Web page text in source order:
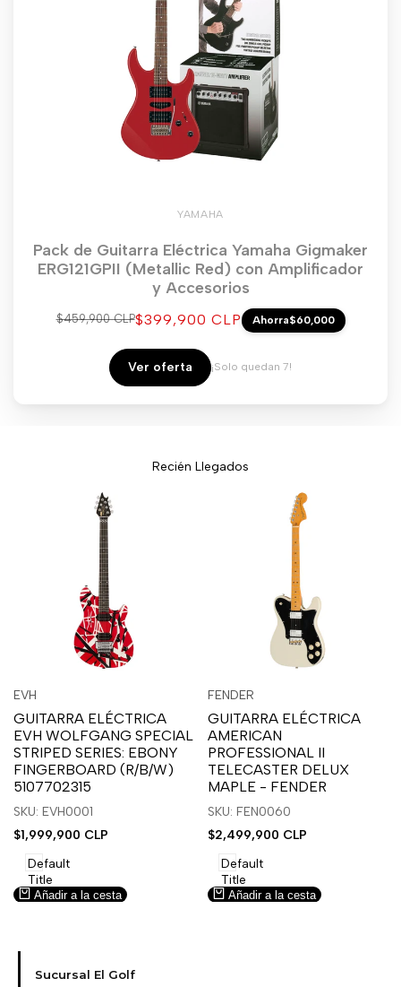
YAMAHA
Pack de Guitarra Eléctrica Yamaha Gigmaker
ERG121GPII (Metallic Red) con Amplificador
y Accesorios
Precio
$459,900 CLPPrecio
venta
$399,900 CLP Ahorra$60,000
Ver oferta ¡Solo quedan 7!
Recién Llegados
sesión
para
usar
la
lista
deseos.
para
usar
Compare
Proveedor:
EVH
GUITARRA ELÉCTRICA
EVH WOLFGANG SPECIAL
STRIPED SERIES: EBONY
FINGERBOARD (R/B/W)
5107702315
SKU: EVH0001
Precio
venta
$1,999,900 CLP
Default
Title
Añadir a la cesta
sesión
para
usar
la
lista
deseos.
sesión
para
usar
Compare
Vista
Proveedor:
FENDER
GUITARRA ELÉCTRICA
AMERICAN
PROFESSIONAL II
TELECASTER DELUX
MAPLE - FENDER
SKU: FEN0060
Precio
venta
$2,499,900 CLP
Default
Title
Añadir a la cesta
Sucursal El Golf